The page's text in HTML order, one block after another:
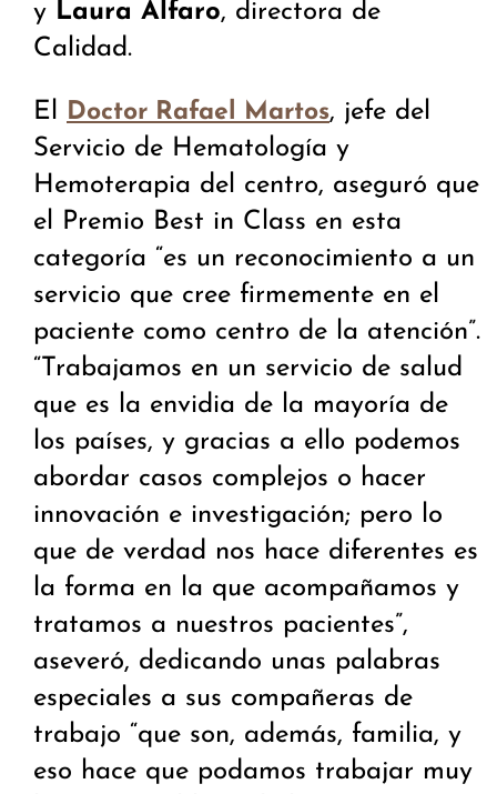
y Laura Alfaro, directora de
Calidad.
El Doctor Rafael Martos, jefe del
Servicio de Hematología y
Hemoterapia del centro, aseguró que
el Premio Best in Class en esta
categoría “es un reconocimiento a un
servicio que cree firmemente en el
paciente como centro de la atención”.
“Trabajamos en un servicio de salud
que es la envidia de la mayoría de
los países, y gracias a ello podemos
abordar casos complejos o hacer
innovación e investigación; pero lo
que de verdad nos hace diferentes es
la forma en la que acompañamos y
tratamos a nuestros pacientes”,
aseveró, dedicando unas palabras
especiales a sus compañeras de
trabajo “que son, además, familia, y
eso hace que podamos trabajar muy